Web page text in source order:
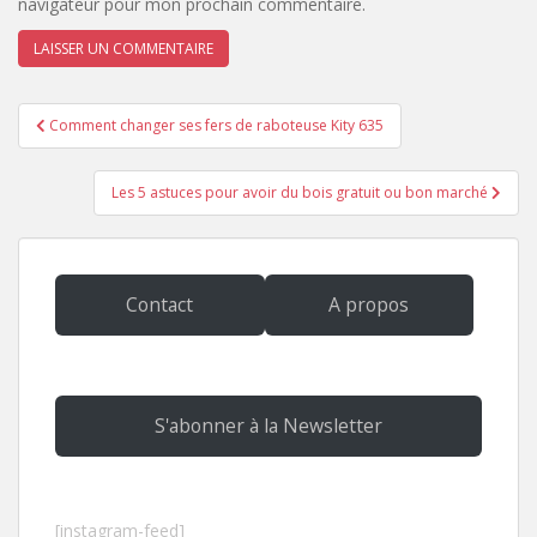
Navigation
de
l’article
Comment changer ses fers de raboteuse Kity 635
Les 5 astuces pour avoir du bois gratuit ou bon marché
Contact A propos
S'abonner à la Newsletter
[instagram-feed]